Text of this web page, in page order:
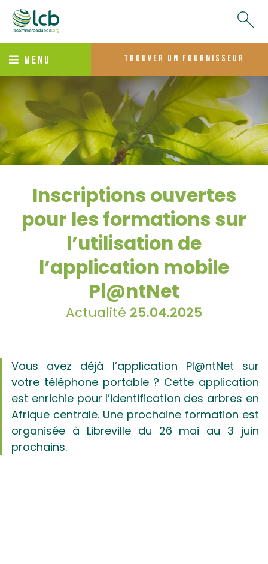
MENU trouver un fournisseur
Inscriptions ouvertes
pour les formations sur
l’utilisation de
l’application mobile
Pl@ntNet
Actualité 25.04.2025
Vous avez déjà l’application Pl@ntNet sur
votre téléphone portable ? Cette application
est enrichie pour l’identification des arbres en
Afrique centrale. Une prochaine formation est
organisée à Libreville du 26 mai au 3 juin
prochains.